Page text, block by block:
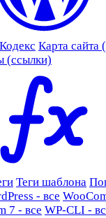
Кодекс Карта сайта
(ссылки)
Теги шаблона
- все
7 - все WP-CLI -